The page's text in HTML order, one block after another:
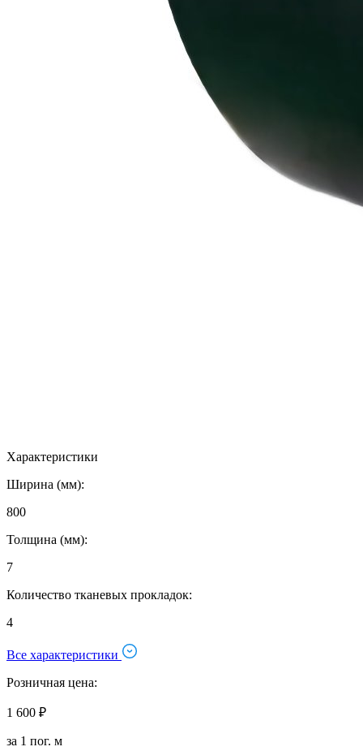
Характеристики
Ширина (мм):
800
Толщина (мм):
7
Количество тканевых прокладок:
4
Все характеристики
Розничная цена:
1 600 ₽
за 1 пог. м